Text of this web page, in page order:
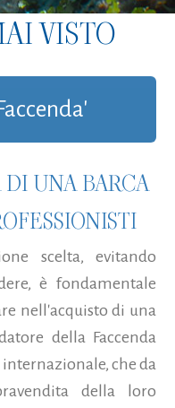
VISTO
UNA BARCA
scelta, evitando
è fondamentale
nell'acquisto di una
della Faccenda
che da
della loro